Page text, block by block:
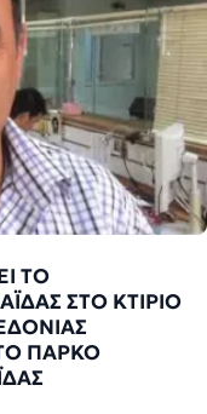
ΤΟ
ΣΤΟ ΚΤΙΡΙΟ
ΠΑΡΚΟ